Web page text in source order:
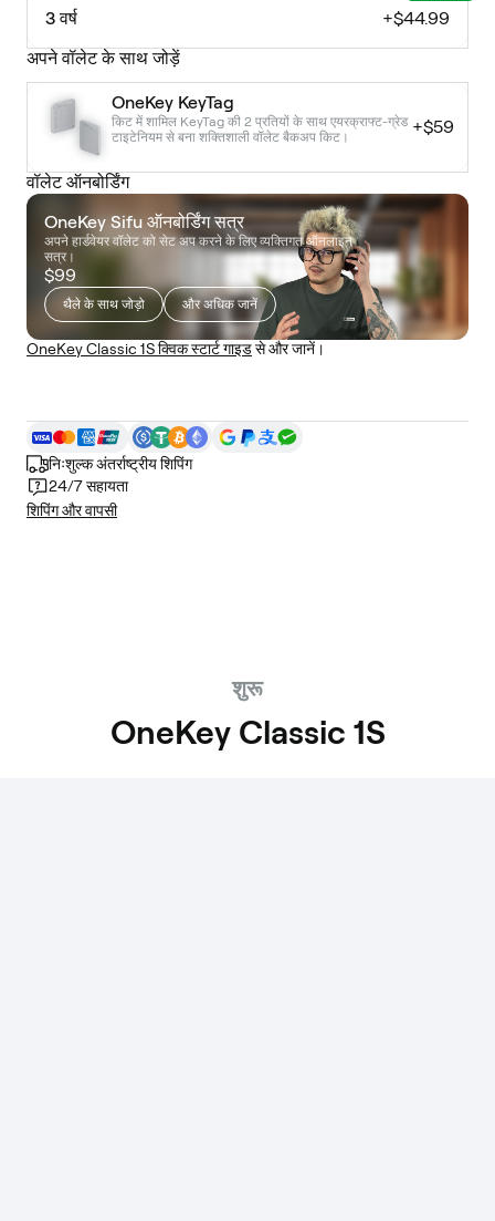
3 वर्ष +$44.99
अपने वॉलेट के साथ जोड़ें
OneKey KeyTag
किट में शामिल KeyTag की 2 प्रतियों के साथ एयरक्राफ्ट-ग्रेड
टाइटेनियम से बना शक्तिशाली वॉलेट बैकअप किट।
+$59
वॉलेट ऑनबोर्डिंग
OneKey Sifu ऑनबोर्डिंग सत्र
अपने हार्डवेयर वॉलेट को सेट अप करने के लिए व्यक्तिगत ऑनलाइन
सत्र।
$99
थैले के साथ जोड़ो और अधिक जानें
OneKey Classic 1S क्विक स्टार्ट गाइडसे और जानें।
निःशुल्क अंतर्राष्ट्रीय शिपिंग
24/7 सहायता
शिपिंग और वापसी
शुरू
OneKey Classic 1S